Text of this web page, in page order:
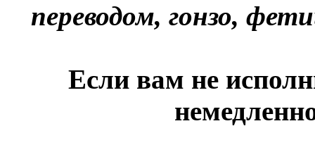
переводом, гонзо,
Если вам не